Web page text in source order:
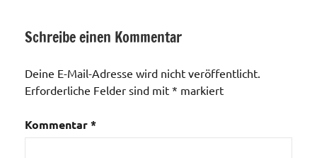
Schreibe einen Kommentar
Deine E-Mail-Adresse wird nicht veröffentlicht.
Erforderliche Felder sind mit * markiert
Kommentar*